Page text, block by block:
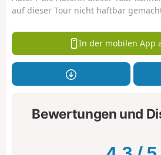
auf dieser Tour nicht haftbar
In der mobilen App
Bewertungen und